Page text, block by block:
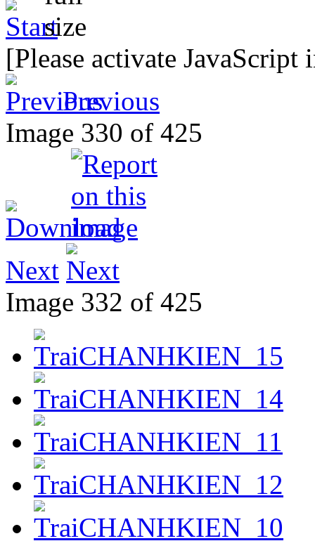
[Please activate
Previous
Image 330 of 425
Next
Image 332 of 425